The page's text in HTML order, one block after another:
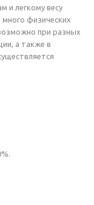
и легкому весу
физических
при разных
а также в